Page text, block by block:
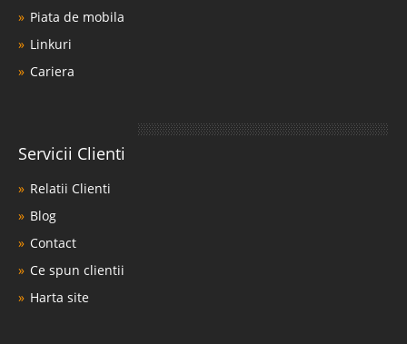
Piata de mobila
Linkuri
Cariera
Servicii Clienti
Relatii Clienti
Blog
Contact
Ce spun clientii
Harta site